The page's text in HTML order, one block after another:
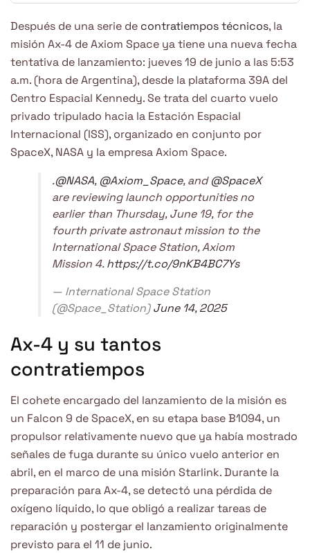
Después de una serie de contratiempos técnicos, la
misión Ax-4 de Axiom Space ya tiene una nueva fecha
tentativa de lanzamiento: jueves 19 de junio a las 5:53
a.m. (hora de Argentina), desde la plataforma 39A del
Centro Espacial Kennedy. Se trata del cuarto vuelo
privado tripulado hacia la Estación Espacial
Internacional (ISS), organizado en conjunto por
SpaceX, NASA y la empresa Axiom Space.
.@NASA, @Axiom_Space, and@SpaceX
are reviewing launch opportunities no
earlier than Thursday, June 19, for the
fourth private astronaut mission to the
International Space Station, Axiom
Mission 4.https://t.co/9nKB4BC7Ys
— International Space Station
(@Space_Station)June 14, 2025
Ax-4 y su tantos
contratiempos
El cohete encargado del lanzamiento de la misión es
un Falcon 9 de SpaceX, en su etapa base B1094, un
propulsor relativamente nuevo que ya había mostrado
señales de fuga durante su único vuelo anterior en
abril, en el marco de una misión Starlink. Durante la
preparación para Ax-4, se detectó una pérdida de
oxígeno líquido, lo que obligó a realizar tareas de
reparación y postergar el lanzamiento originalmente
previsto para el 11 de junio.